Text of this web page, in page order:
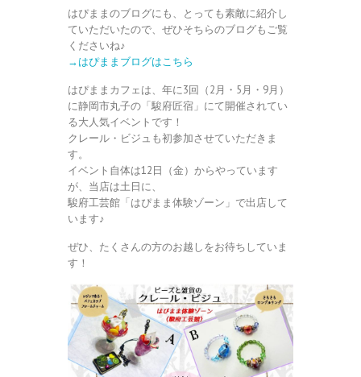
はぴままのブログにも、とっても素敵に紹介し
ていただいたので、ぜひそちらのブログもご覧
くださいね♪
→はぴままブログはこちら
はぴままカフェは、年に3回（2月・5月・9月）
に静岡市丸子の「駿府匠宿」にて開催されてい
る大人気イベントです！
クレール・ビジュも初参加させていただきま
す。
イベント自体は12日（金）からやっています
が、当店は土日に、
駿府工芸館「はぴまま体験ゾーン」で出店して
います♪
ぜひ、たくさんの方のお越しをお待ちしていま
す！